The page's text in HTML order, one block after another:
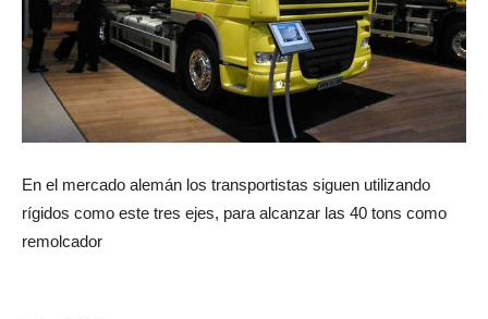
En el mercado alemán los transportistas siguen utilizando
rígidos como este tres ejes, para alcanzar las 40 tons como
remolcador